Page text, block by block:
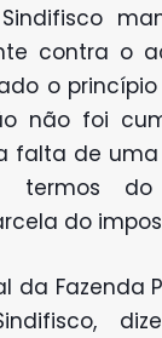
contra o
o
não foi
falta de
termos
do
da Fazenda